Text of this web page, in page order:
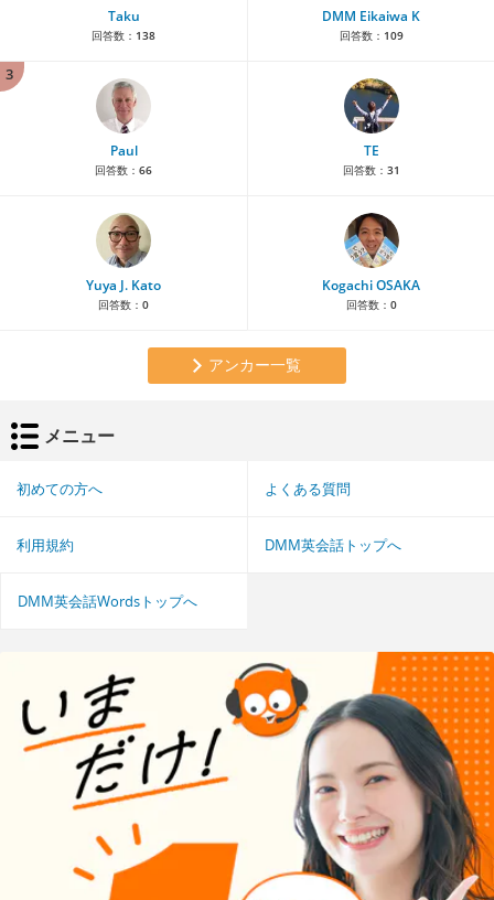
Taku
回答数： 138
DMM Eikaiwa K
回答数： 109
3
Paul
回答数： 66
TE
回答数： 31
Yuya J. Kato
回答数： 0
Kogachi OSAKA
回答数： 0
アンカー一覧
メニュー
初めての方へ よくある質問
利用規約 DMM英会話トップへ
DMM英会話Wordsトップへ